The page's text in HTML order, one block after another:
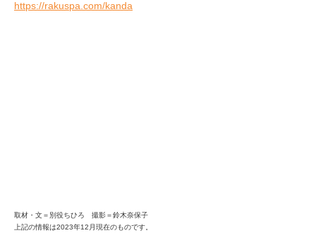
https://rakuspa.com/kanda
取材・文＝別役ちひろ 撮影＝鈴木奈保子
上記の情報は2023年12月現在のものです。